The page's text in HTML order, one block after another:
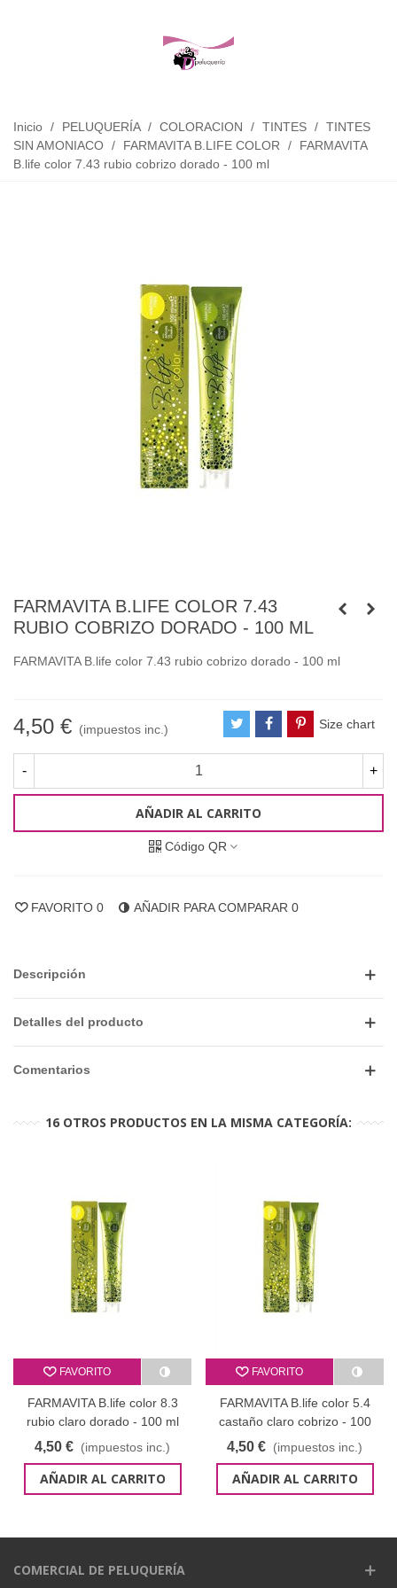
Inicio / PELUQUERÍA / COLORACION / TINTES / TINTES
SIN AMONIACO / FARMAVITA B.LIFE COLOR /
FARMAVITA
B.life color 7.43 rubio cobrizo dorado - 100 ml
FARMAVITA B.LIFE COLOR 7.43
RUBIO COBRIZO DORADO - 100 ML
FARMAVITA B.life color 7.43 rubio cobrizo dorado - 100 ml
4,50 € (impuestos inc.) Size chart
- +
AÑADIR AL CARRITO
Código QR
FAVORITO 0 AÑADIR PARA COMPARAR 0
Descripción
Detalles del producto
Comentarios
16 OTROS PRODUCTOS EN LA MISMA CATEGORÍA:
FAVORITO
FARMAVITA B.life color 8.3
rubio claro dorado - 100 ml
4,50 € (impuestos inc.)
AÑADIR AL CARRITO
FAVORITO
FARMAVITA B.life color 5.4
castaño claro cobrizo - 100
4,50 € (impuestos inc.)
AÑADIR AL CARRITO
COMERCIAL DE PELUQUERÍA